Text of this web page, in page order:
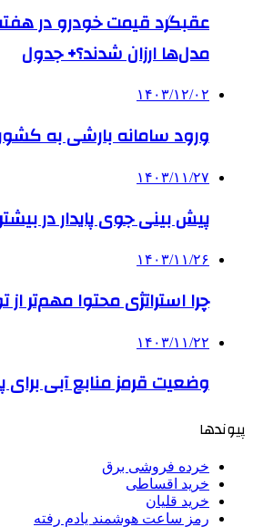
عقبگرد قیمت خودرو در
مدل‌ها ارزان شدند؟+ جدول
۱۴۰۳/۱۲/۰۲
ورود سامانه بارشی به
۱۴۰۳/۱۱/۲۷
­پیش بینی جوی پایدار در
۱۴۰۳/۱۱/۲۶
چرا استراتژی محتوا مهم‌تر
۱۴۰۳/۱۱/۲۲
وضعیت قرمز منابع آبی برای
پیوندها
خرده فروشی برق
خرید اقساطی
خرید قلیان
رمز ساعت هوشمند یادم رفته